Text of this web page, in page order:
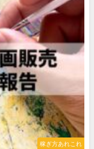
稼ぎ方あれこれ